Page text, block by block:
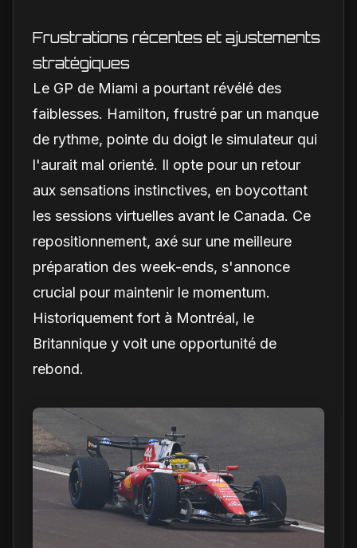
Frustrations récentes et ajustements
stratégiques
Le GP de Miami a pourtant révélé des
faiblesses. Hamilton, frustré par un manque
de rythme, pointe du doigt le simulateur qui
l'aurait mal orienté. Il opte pour un retour
aux sensations instinctives, en boycottant
les sessions virtuelles avant le Canada. Ce
repositionnement, axé sur une meilleure
préparation des week-ends, s'annonce
crucial pour maintenir le momentum.
Historiquement fort à Montréal, le
Britannique y voit une opportunité de
rebond.